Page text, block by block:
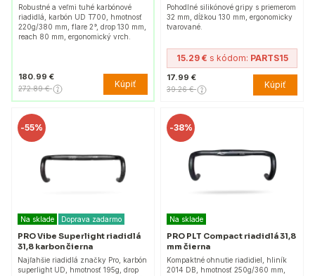
Robustné a veľmi tuhé karbónové
riadidlá, karbón UD T700, hmotnosť
220g/380 mm, flare 2°, drop 130 mm,
reach 80 mm, ergonomický vrch.
180.99 €
272.89 € Kúpiť
Pohodlné silikónové gripy s priemerom
32 mm, dĺžkou 130 mm, ergonomicky
tvarované.
15.29 € s kódom: PARTS15
17.99 €
39.26 € Kúpiť
-55%
Na sklade Doprava zadarmo
PRO Vibe Superlight riadidlá
31,8 karbon čierna
Najľahšie riadidlá značky Pro, karbón
superlight UD, hmotnosť 195g, drop
-38%
Na sklade
PRO PLT Compact riadidlá 31,8
mm čierna
Kompaktné ohnutie riadidiel, hliník
2014 DB, hmotnosť 250g/360 mm,